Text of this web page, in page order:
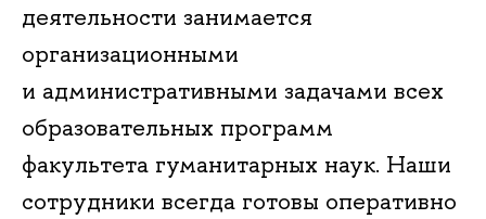
деятельности занимается
организационными
и административными задачами всех
образовательных программ
факультета гуманитарных наук. Наши
сотрудники всегда готовы оперативно